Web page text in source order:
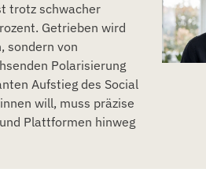
trotz schwacher
Getrieben wird
sondern von
Polarisierung
Aufstieg des Social
will, muss präzise
Plattformen hinweg